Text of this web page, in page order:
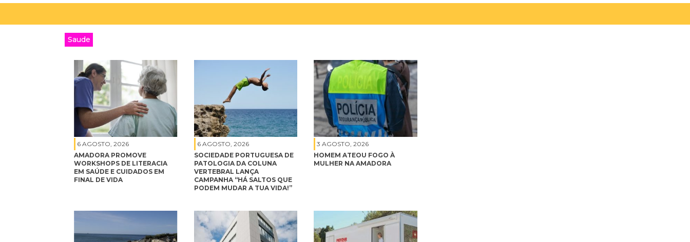
Saude
6 AGOSTO, 2026
AMADORA PROMOVE
WORKSHOPS DE LITERACIA
EM SAÚDE E CUIDADOS EM
FINAL DE VIDA
6 AGOSTO, 2026
SOCIEDADE PORTUGUESA DE
PATOLOGIA DA COLUNA
VERTEBRAL LANÇA
CAMPANHA “HÁ SALTOS QUE
PODEM MUDAR A TUA VIDA!”
3 AGOSTO, 2026
HOMEM ATEOU FOGO À
MULHER NA AMADORA